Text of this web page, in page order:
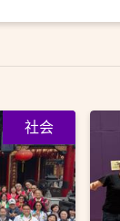
社会